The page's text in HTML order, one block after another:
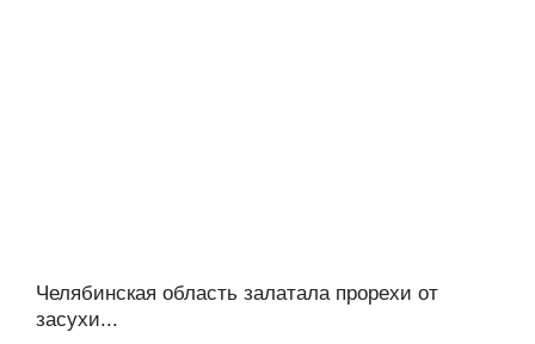
Челябинская область залатала прорехи от
засухи...